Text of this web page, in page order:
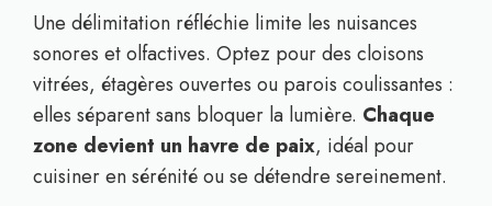
Une délimitation réfléchie limite les nuisances
sonores et olfactives. Optez pour des cloisons
vitrées, étagères ouvertes ou parois coulissantes :
elles séparent sans bloquer la lumière. Chaque
zone devient un havre de paix, idéal pour
cuisiner en sérénité ou se détendre sereinement.